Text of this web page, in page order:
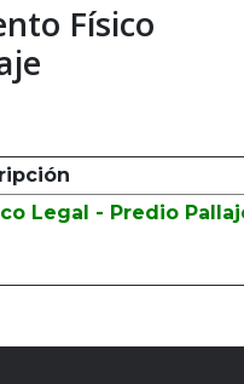
Físico
Legal - Predio